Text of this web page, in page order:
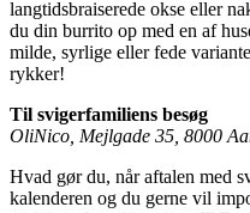
langtidsbraiserede okse eller
du din burrito op med en af
milde, syrlige eller fede
rykker!
Til svigerfamiliens besøg
OliNico, Mejlgade 35, 8000
Hvad gør du, når aftalen med
kalenderen og du gerne vil